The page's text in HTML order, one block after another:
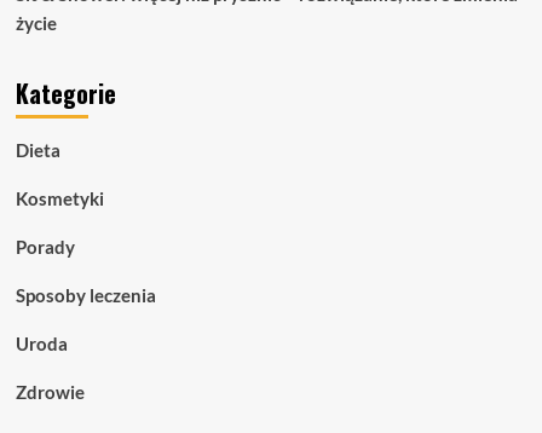
życie
Kategorie
Dieta
Kosmetyki
Porady
Sposoby leczenia
Uroda
Zdrowie